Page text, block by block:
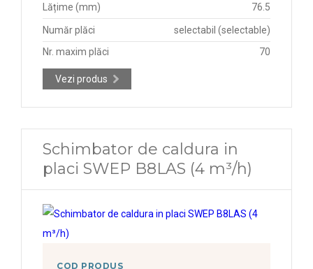
Lățime (mm) 76.5
Număr plăci
selectabil (selectable)
Nr. maxim plăci
70
Vezi produs
Schimbator de caldura in
placi SWEP B8LAS (4 m³/h)
COD PRODUS